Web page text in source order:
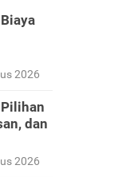
2026
dan
2026